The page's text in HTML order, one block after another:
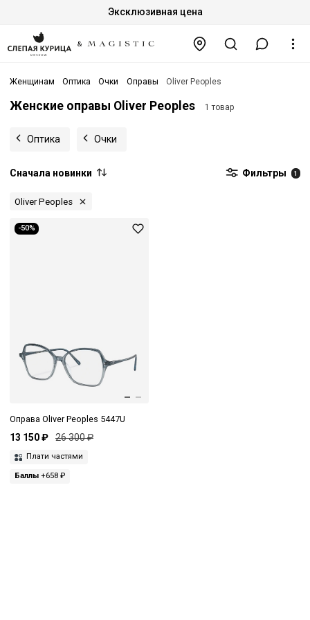
Эксклюзивная цена
Женщинам Оптика Очки Оправы Oliver Peoples
Женские оправы Oliver Peoples 1 товар
Оптика Очки
Сначала новинки Фильтры 1
Oliver Peoples
-50%
Оправа Oliver Peoples 5447U
13 150 ₽ 26 300 ₽
Плати частями
Баллы +658 ₽